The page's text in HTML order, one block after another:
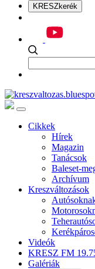
KRESZkerék
Cikkek
Hírek
Magazin
Tanácsok
Baleset-
Archívum
Kreszváltozások
Videók
KRESZ FM
Galériák